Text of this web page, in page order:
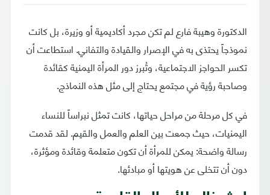
الدكتورة وهيبة فارع لم تكن مجرد أكاديمية أو وزيرة، بل كانت
نموذجاً يحتذى به في الإصرار والقيادة والتفاني. استطاعت أن
تكسر الحواجز الاجتماعية، وتُبرز دور المرأة اليمنية كقائدة
وصاحبة رؤية في مجتمع يحتاج إلى مثل هذه النماذج.
في كل مرحلة من مراحل حياتها، كانت تمثل نبراساً للنساء
اليمنيات، حيث جمعت بين العلم والعمل والقيم. لقد قدمت
رسالة واضحة: يمكن للمرأة أن تكون متعلمة وقائدة ومؤثرة،
دون أن تتخلى عن هويتها أو مبادئها.